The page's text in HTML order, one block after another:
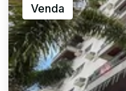
Venda